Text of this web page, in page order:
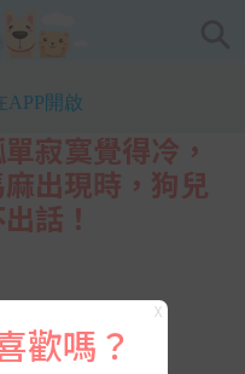
APP開啟
寂寞覺得冷，
出現時，狗兒
話！
X
歡嗎？